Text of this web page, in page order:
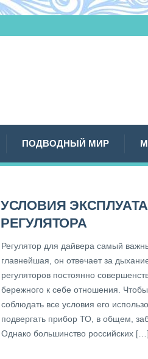
ПОДВОДНЫЙ МИР
УСЛОВИЯ
РЕГУЛЯТОРА
Регулятор для дайвера самый
главнейшая, он отвечает за
регуляторов постоянно
бережного к себе отношения.
соблюдать все условия его
подвергать прибор ТО, в общем,
Однако большинство российских […]